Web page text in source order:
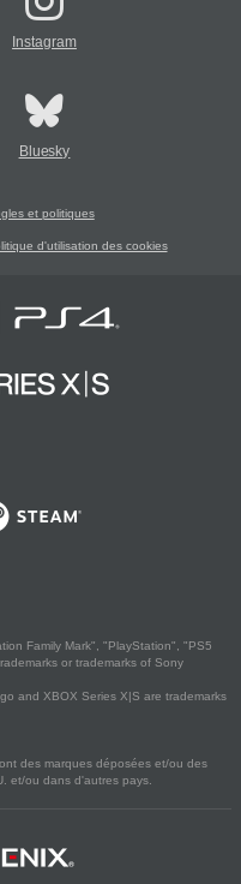
Instagram
Bluesky
et politiques
d'utilisation des cookies
Family Mark", "PlayStation", "PS5
or trademarks of Sony
and XBOX Series X|S are trademarks
des marques déposées et/ou des
et/ou dans d'autres pays.